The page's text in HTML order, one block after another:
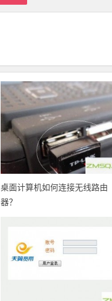
桌面计算机如何连接无线路由
器？